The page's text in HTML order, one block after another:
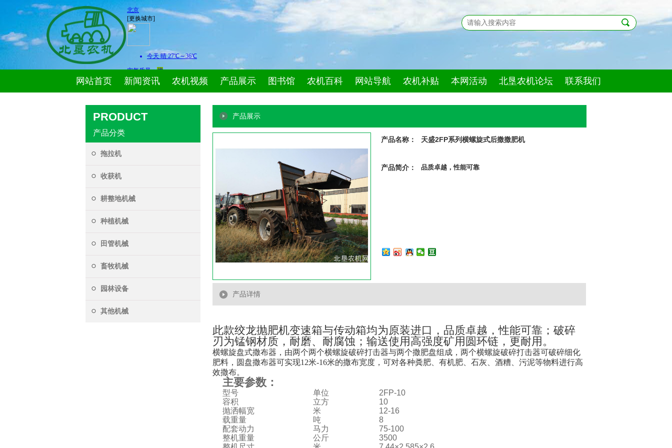
网站首页 新闻资讯 农机视频 产品展示 图书馆 农机百科 网站导航 农机补贴 本网活动 北垦农机论坛 联系我们
PRODUCT
产品分类
拖拉机
收获机
耕整地机械
种植机械
田管机械
畜牧机械
园林设备
其他机械
产品展示
产品名称： 天盛2FP系列横螺旋式后撒撒肥机
产品简介： 品质卓越，性能可靠
产品详情
此款绞龙抛肥机变速箱与传动箱均为原装进口，品质卓越，性能可靠；破碎
刃为锰钢材质，耐磨、耐腐蚀；输送使用高强度矿用圆环链，更耐用。
横螺旋盘式撒布器，由两个两个横螺旋破碎打击器与两个撒肥盘组成，两个横螺旋破碎打击器可破碎细化
肥料，圆盘撒布器可实现12米-16米的撒布宽度，可对各种粪肥、有机肥、石灰、酒糟、污泥等物料进行高
效撒布。
主要参数：
型号 单位
2FP-10
容积
立方
10
抛洒幅宽
米
12-16
载重量
吨
8
配套动力
马力
75-100
整机重量
公斤
3500